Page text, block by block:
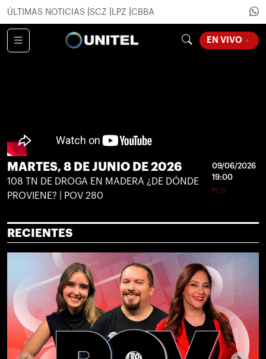
ÚLTIMAS NOTICIAS SCZ LPZ CBBA
EN VIVO
MARTES, 8 DE JUNIO DE 2026
108 TN DE DROGA EN MADERA ¿DE DÓNDE
PROVIENE? | POV 280
09/06/2026
19:00
POV
RECIENTES